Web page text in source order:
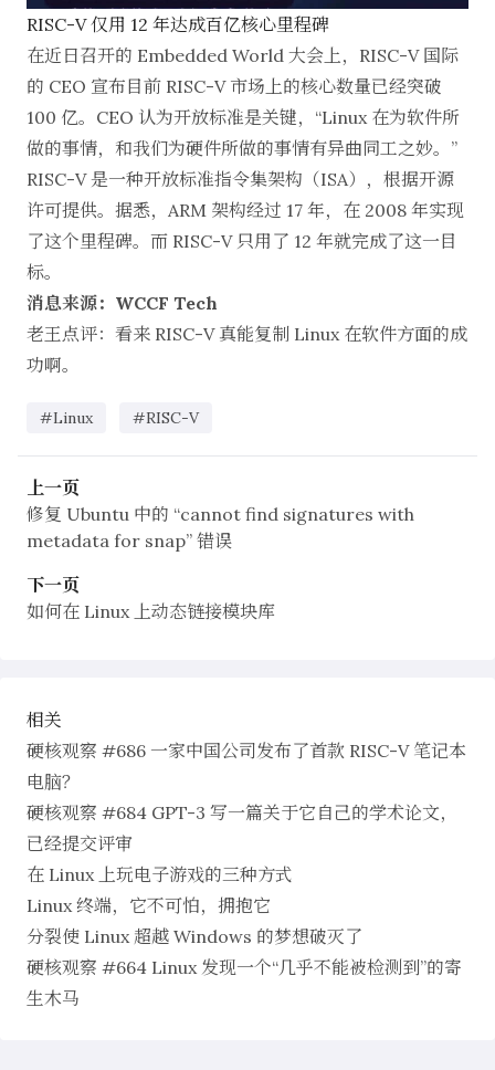
RISC-V 仅用 12 年达成百亿核心里程碑
在近日召开的 Embedded World 大会上，RISC-V 国际
的 CEO 宣布目前 RISC-V 市场上的核心数量已经突破
100 亿。CEO 认为开放标准是关键，“Linux 在为软件所
做的事情，和我们为硬件所做的事情有异曲同工之妙。”
RISC-V 是一种开放标准指令集架构（ISA），根据开源
许可提供。据悉，ARM 架构经过 17 年，在 2008 年实现
了这个里程碑。而 RISC-V 只用了 12 年就完成了这一目
标。
消息来源：WCCF Tech
老王点评：看来 RISC-V 真能复制 Linux 在软件方面的成
功啊。
#Linux #RISC-V
上一页
修复 Ubuntu 中的 “cannot find signatures with
metadata for snap” 错误
下一页
如何在 Linux 上动态链接模块库
相关
硬核观察 #686 一家中国公司发布了首款 RISC-V 笔记本
电脑？
硬核观察 #684 GPT-3 写一篇关于它自己的学术论文，
已经提交评审
在 Linux 上玩电子游戏的三种方式
Linux 终端，它不可怕，拥抱它
分裂使 Linux 超越 Windows 的梦想破灭了
硬核观察 #664 Linux 发现一个“几乎不能被检测到”的寄
生木马